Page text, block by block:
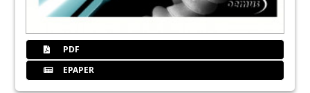
PDF
EPAPER